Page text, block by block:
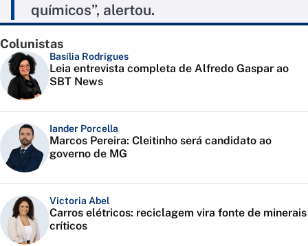
químicos”, alertou.
Colunistas
Basília Rodrigues
Leia entrevista completa de Alfredo Gaspar ao
SBT News
Iander Porcella
Marcos Pereira: Cleitinho será candidato ao
governo de MG
Victoria Abel
Carros elétricos: reciclagem vira fonte de minerais
críticos